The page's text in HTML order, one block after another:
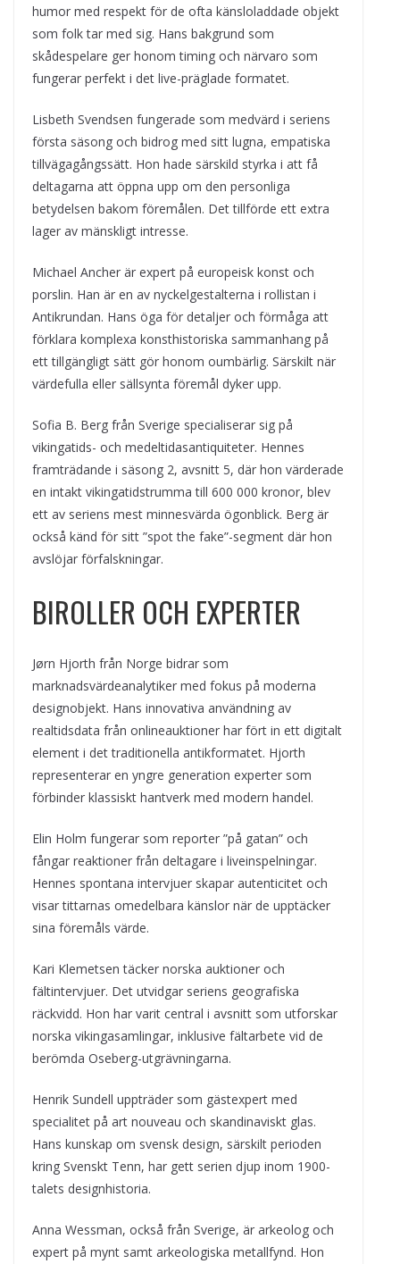
humor med respekt för de ofta känsloladdade objekt
som folk tar med sig. Hans bakgrund som
skådespelare ger honom timing och närvaro som
fungerar perfekt i det live-präglade formatet.
Lisbeth Svendsen fungerade som medvärd i seriens
första säsong och bidrog med sitt lugna, empatiska
tillvägagångssätt. Hon hade särskild styrka i att få
deltagarna att öppna upp om den personliga
betydelsen bakom föremålen. Det tillförde ett extra
lager av mänskligt intresse.
Michael Ancher är expert på europeisk konst och
porslin. Han är en av nyckelgestalterna i rollistan i
Antikrundan. Hans öga för detaljer och förmåga att
förklara komplexa konsthistoriska sammanhang på
ett tillgängligt sätt gör honom oumbärlig. Särskilt när
värdefulla eller sällsynta föremål dyker upp.
Sofia B. Berg från Sverige specialiserar sig på
vikingatids- och medeltidasantiquiteter. Hennes
framträdande i säsong 2, avsnitt 5, där hon värderade
en intakt vikingatidstrumma till 600 000 kronor, blev
ett av seriens mest minnesvärda ögonblick. Berg är
också känd för sitt ”spot the fake”-segment där hon
avslöjar förfalskningar.
BIROLLER OCH EXPERTER
Jørn Hjorth från Norge bidrar som
marknadsvärdeanalytiker med fokus på moderna
designobjekt. Hans innovativa användning av
realtidsdata från onlineauktioner har fört in ett digitalt
element i det traditionella antikformatet. Hjorth
representerar en yngre generation experter som
förbinder klassiskt hantverk med modern handel.
Elin Holm fungerar som reporter ”på gatan” och
fångar reaktioner från deltagare i liveinspelningar.
Hennes spontana intervjuer skapar autenticitet och
visar tittarnas omedelbara känslor när de upptäcker
sina föremåls värde.
Kari Klemetsen täcker norska auktioner och
fältintervjuer. Det utvidgar seriens geografiska
räckvidd. Hon har varit central i avsnitt som utforskar
norska vikingasamlingar, inklusive fältarbete vid de
berömda Oseberg-utgrävningarna.
Henrik Sundell uppträder som gästexpert med
specialitet på art nouveau och skandinaviskt glas.
Hans kunskap om svensk design, särskilt perioden
kring Svenskt Tenn, har gett serien djup inom 1900-
talets designhistoria.
Anna Wessman, också från Sverige, är arkeolog och
expert på mynt samt arkeologiska metallfynd. Hon